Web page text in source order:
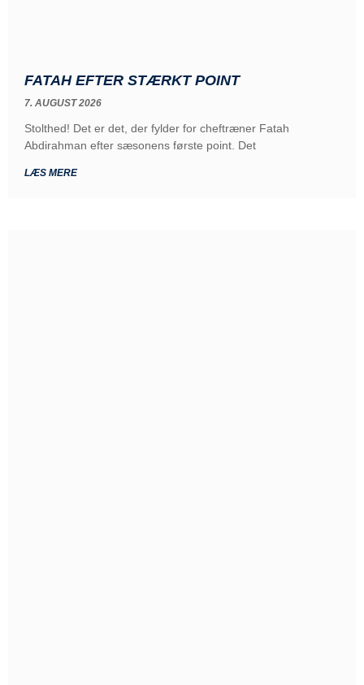
FATAH EFTER STÆRKT POINT
7. AUGUST 2026
Stolthed! Det er det, der fylder for cheftræner Fatah
Abdirahman efter sæsonens første point. Det
LÆS MERE